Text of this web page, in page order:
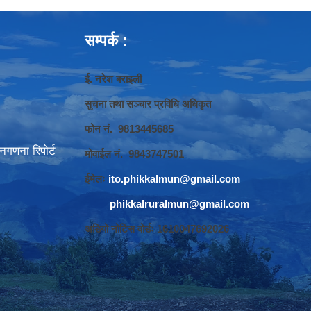
रिपोर्ट
सम्पर्क :
ई. नरेश बराइली
सुचना तथा सञ्‍चार प्रविधि अधिकृत
फोन नं. 9813445685
मोवाईल नं. 9843747501
ईमेलः ito.phikkalmun@gmail.com
phikkalruralmun@gmail.com
अडियो नोटिस वोर्डः 1610047692026